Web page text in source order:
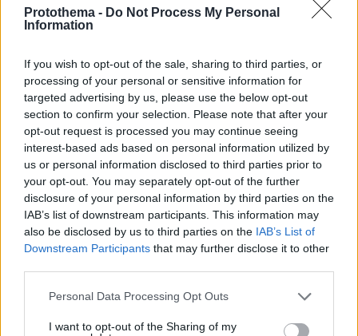
Protothema - Do Not Process My Personal
Information
If you wish to opt-out of the sale, sharing to third parties, or
processing of your personal or sensitive information for
targeted advertising by us, please use the below opt-out
section to confirm your selection. Please note that after your
opt-out request is processed you may continue seeing
interest-based ads based on personal information utilized by
us or personal information disclosed to third parties prior to
your opt-out. You may separately opt-out of the further
disclosure of your personal information by third parties on the
IAB’s list of downstream participants. This information may
also be disclosed by us to third parties on the IAB’s List of
Downstream Participants that may further disclose it to other
Please note that this website/app uses one or more Google
not limited to your visit or usage behaviour. You may click to
Personal Data Processing Opt Outs
I want to opt-out of the Sharing of my
Από τη Μόρια στον γάμο, τη ΜΚΟ και την
κατηγορία για φόνο: Η σκοτεινή διαδρομή του
26χρονου Αφγανού που σκότωσε τη Βρετανίδα
στην Κυψέλη